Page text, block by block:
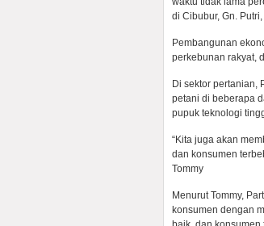
di Cibubur, Gn.
Pembangunan
perkebunan rakyat,
Di sektor pertanian,
petani di beberapa
pupuk teknologi
“Kita juga akan
dan konsumen
Tommy
Menurut Tommy,
konsumen dengan